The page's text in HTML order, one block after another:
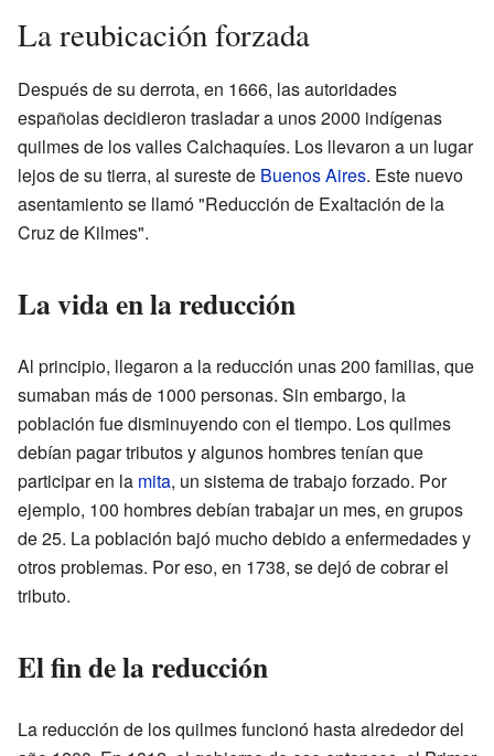
La reubicación forzada
Después de su derrota, en 1666, las autoridades
españolas decidieron trasladar a unos 2000 indígenas
quilmes de los valles Calchaquíes. Los llevaron a un lugar
lejos de su tierra, al sureste de Buenos Aires. Este nuevo
asentamiento se llamó "Reducción de Exaltación de la
Cruz de Kilmes".
La vida en la reducción
Al principio, llegaron a la reducción unas 200 familias, que
sumaban más de 1000 personas. Sin embargo, la
población fue disminuyendo con el tiempo. Los quilmes
debían pagar tributos y algunos hombres tenían que
participar en la mita, un sistema de trabajo forzado. Por
ejemplo, 100 hombres debían trabajar un mes, en grupos
de 25. La población bajó mucho debido a enfermedades y
otros problemas. Por eso, en 1738, se dejó de cobrar el
tributo.
El fin de la reducción
La reducción de los quilmes funcionó hasta alrededor del